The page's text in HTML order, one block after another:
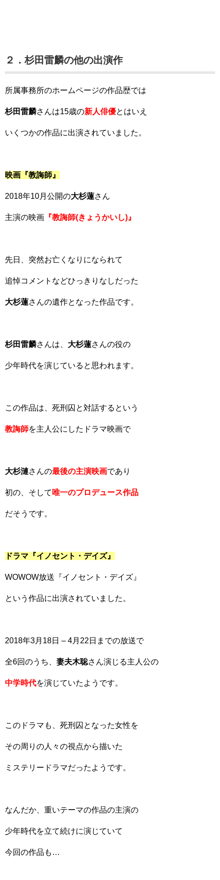
２．杉田雷麟の他の出演作
所属事務所のホームページの作品歴では
杉田雷麟さんは15歳の新人俳優とはいえ
いくつかの作品に出演されていました。
映画『教誨師』
2018年10月公開の大杉蓮さん
主演の映画 『教誨師(きょうかいし)』
先日、突然お亡くなりになられて
追悼コメントなどひっきりなしだった
大杉蓮さんの遺作となった作品です。
杉田雷麟さんは、 大杉蓮さんの役の
少年時代を演じていると思われます。
この作品は、死刑囚と対話するという
教誨師を主人公にしたドラマ映画で
大杉漣さんの最後の主演映画であり
初の、そして 唯一のプロデュース作品
だそうです。
ドラマ『イノセント・デイズ』
WOWOW放送『イノセント・デイズ』
という作品に出演されていました。
2018年3月18日 – 4月22日までの放送で
全6回のうち、 妻夫木聡さん演じる主人公の
中学時代を演じていたようです。
このドラマも、死刑囚となった女性を
その周りの人々の視点から描いた
ミステリードラマだったようです。
なんだか、重いテーマの作品の主演の
少年時代を立て続けに演じていて
今回の作品も…